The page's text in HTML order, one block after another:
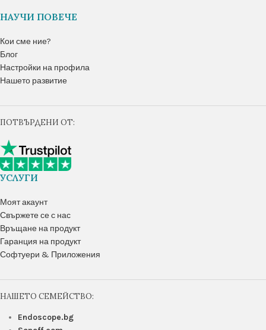
НАУЧИ ПОВЕЧЕ
Кои сме ние?
Блог
Настройки на профила
Нашето развитие
ПОТВЪРДЕНИ ОТ:
УСЛУГИ
Моят акаунт
Свържете се с нас
Връщане на продукт
Гаранция на продукт
Софтуери & Приложения
НАШЕТО СЕМЕЙСТВО:
Endoscope.bg